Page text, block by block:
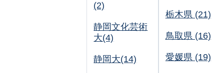
(2)
静岡文化芸術
大(4)
静岡大(14)
栃木県 (21)
鳥取県 (16)
愛媛県 (19)